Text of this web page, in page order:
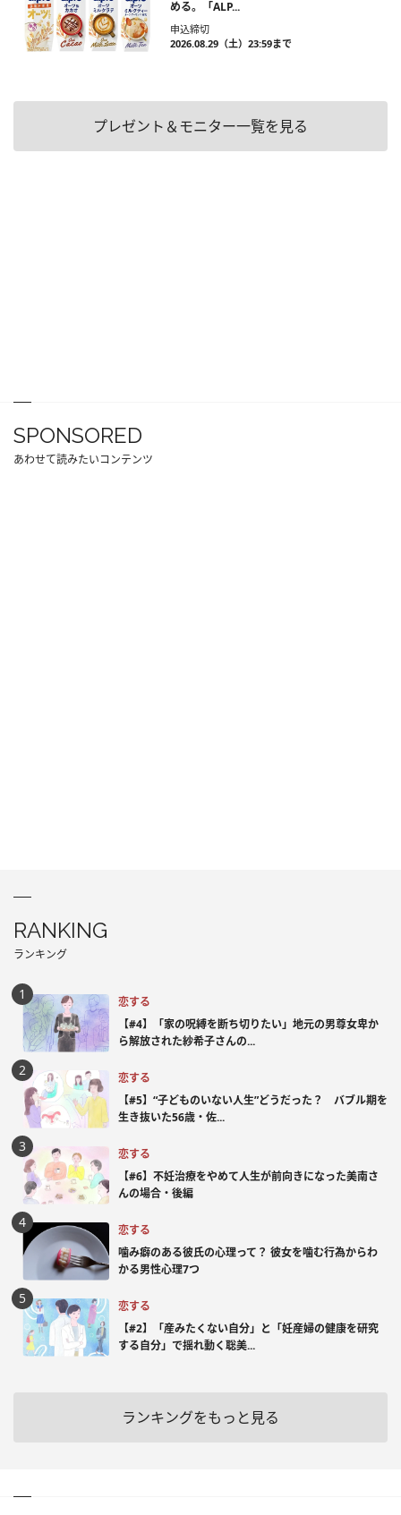
める。「ALP...
申込締切
2026.08.29（土）23:59まで
プレゼント＆モニター一覧を見る
SPONSORED
あわせて読みたいコンテンツ
RANKING
ランキング
恋する
【#4】「家の呪縛を断ち切りたい」地元の男尊女卑か
ら解放された紗希子さんの...
恋する
【#5】“子どものいない人生”どうだった？ バブル期を
生き抜いた56歳・佐...
恋する
【#6】不妊治療をやめて人生が前向きになった美南さ
んの場合・後編
恋する
噛み癖のある彼氏の心理って？ 彼女を噛む行為からわ
かる男性心理7つ
恋する
【#2】「産みたくない自分」と「妊産婦の健康を研究
する自分」で揺れ動く聡美...
ランキングをもっと見る